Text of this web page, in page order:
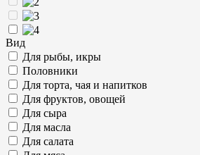
Вид
Для рыбы, икры
Половники
Для торта, чая и напитков
Для фруктов, овощей
Для сыра
Для масла
Для салата